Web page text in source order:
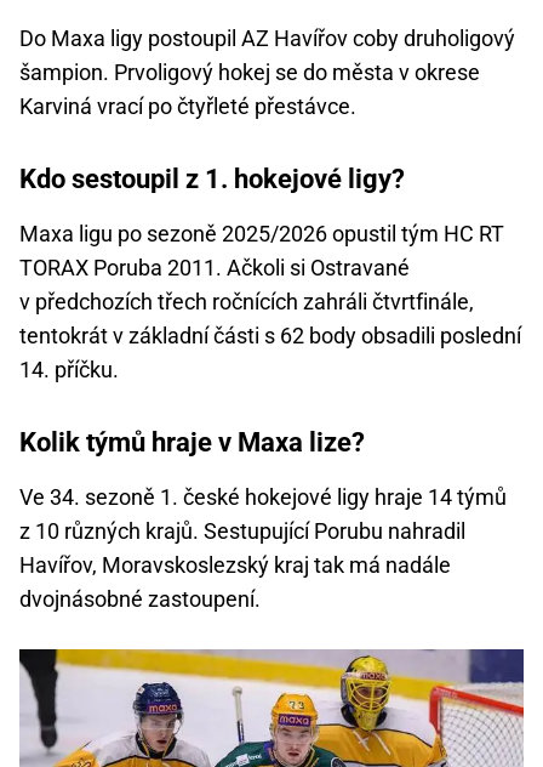
Do Maxa ligy postoupil AZ Havířov coby druholigový
šampion. Prvoligový hokej se do města v okrese
Karviná vrací po čtyřleté přestávce.
Kdo sestoupil z 1. hokejové ligy?
Maxa ligu po sezoně 2025/2026 opustil tým HC RT
TORAX Poruba 2011. Ačkoli si Ostravané
v předchozích třech ročnících zahráli čtvrtfinále,
tentokrát v základní části s 62 body obsadili poslední
14. příčku.
Kolik týmů hraje v Maxa lize?
Ve 34. sezoně 1. české hokejové ligy hraje 14 týmů
z 10 různých krajů. Sestupující Porubu nahradil
Havířov, Moravskoslezský kraj tak má nadále
dvojnásobné zastoupení.